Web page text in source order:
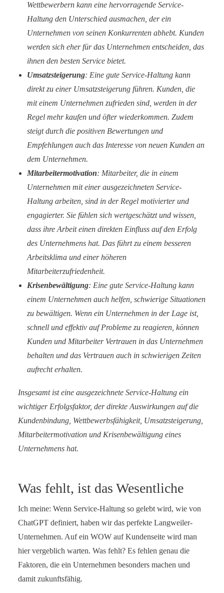
Wettbewerbern kann eine hervorragende Service-
Haltung den Unterschied ausmachen, der ein
Unternehmen von seinen Konkurrenten abhebt. Kunden
werden sich eher für das Unternehmen entscheiden, das
ihnen den besten Service bietet.
Umsatzsteigerung: Eine gute Service-Haltung kann
direkt zu einer Umsatzsteigerung führen. Kunden, die
mit einem Unternehmen zufrieden sind, werden in der
Regel mehr kaufen und öfter wiederkommen. Zudem
steigt durch die positiven Bewertungen und
Empfehlungen auch das Interesse von neuen Kunden an
dem Unternehmen.
Mitarbeitermotivation: Mitarbeiter, die in einem
Unternehmen mit einer ausgezeichneten Service-
Haltung arbeiten, sind in der Regel motivierter und
engagierter. Sie fühlen sich wertgeschätzt und wissen,
dass ihre Arbeit einen direkten Einfluss auf den Erfolg
des Unternehmens hat. Das führt zu einem besseren
Arbeitsklima und einer höheren
Mitarbeiterzufriedenheit.
Krisenbewältigung: Eine gute Service-Haltung kann
einem Unternehmen auch helfen, schwierige Situationen
zu bewältigen. Wenn ein Unternehmen in der Lage ist,
schnell und effektiv auf Probleme zu reagieren, können
Kunden und Mitarbeiter Vertrauen in das Unternehmen
behalten und das Vertrauen auch in schwierigen Zeiten
aufrecht erhalten.
Insgesamt ist eine ausgezeichnete Service-Haltung ein
wichtiger Erfolgsfaktor, der direkte Auswirkungen auf die
Kundenbindung, Wettbewerbsfähigkeit, Umsatzsteigerung,
Mitarbeitermotivation und Krisenbewältigung eines
Unternehmens hat.
Was fehlt, ist das Wesentliche
Ich meine: Wenn Service-Haltung so gelebt wird, wie von
ChatGPT definiert, haben wir das perfekte Langweiler-
Unternehmen. Auf ein WOW auf Kundenseite wird man
hier vergeblich warten. Was fehlt? Es fehlen genau die
Faktoren, die ein Unternehmen besonders machen und
damit zukunftsfähig.